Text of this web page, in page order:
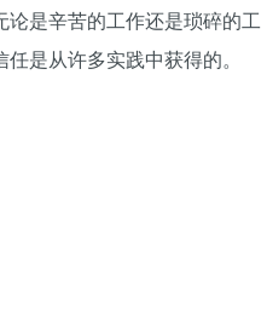
是辛苦的工作还是琐碎的工
是从许多实践中获得的。